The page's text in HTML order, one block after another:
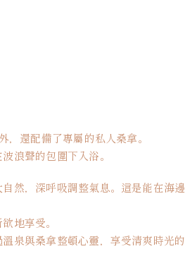
還配備了專屬的私人桑拿。
浪聲的包圍下入浴。
然，深呼吸調整氣息。這是能在海邊
地享受。
泉與桑拿整頓心靈，享受清爽時光的